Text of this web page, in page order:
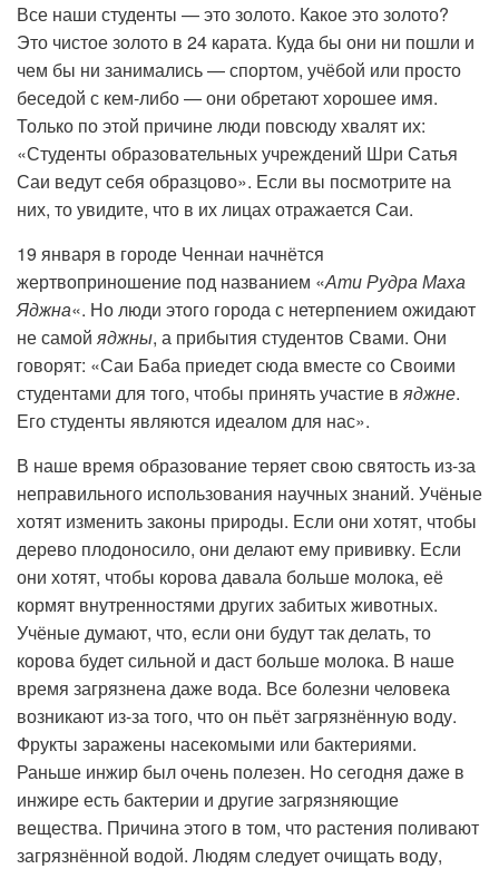
Все наши студенты — это золото. Какое это золото?
Это чистое золото в 24 карата. Куда бы они ни пошли и
чем бы ни занимались — спортом, учёбой или просто
беседой с кем-либо — они обретают хорошее имя.
Только по этой причине люди повсюду хвалят их:
«Студенты образовательных учреждений Шри Сатья
Саи ведут себя образцово». Если вы посмотрите на
них, то увидите, что в их лицах отражается Саи.
19 января в городе Ченнаи начнётся
жертвоприношение под названием «Ати Рудра Маха
Яджна«. Но люди этого города с нетерпением ожидают
не самой яджны, а прибытия студентов Свами. Они
говорят: «Саи Баба приедет сюда вместе со Своими
студентами для того, чтобы принять участие в яджне.
Его студенты являются идеалом для нас».
В наше время образование теряет свою святость из-за
неправильного использования научных знаний. Учёные
хотят изменить законы природы. Если они хотят, чтобы
дерево плодоносило, они делают ему прививку. Если
они хотят, чтобы корова давала больше молока, её
кормят внутренностями других забитых животных.
Учёные думают, что, если они будут так делать, то
корова будет сильной и даст больше молока. В наше
время загрязнена даже вода. Все болезни человека
возникают из-за того, что он пьёт загрязнённую воду.
Фрукты заражены насекомыми или бактериями.
Раньше инжир был очень полезен. Но сегодня даже в
инжире есть бактерии и другие загрязняющие
вещества. Причина этого в том, что растения поливают
загрязнённой водой. Людям следует очищать воду,